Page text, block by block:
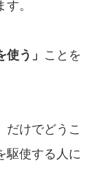
。
使う」
ことを
だけでどうこ
駆使する人に